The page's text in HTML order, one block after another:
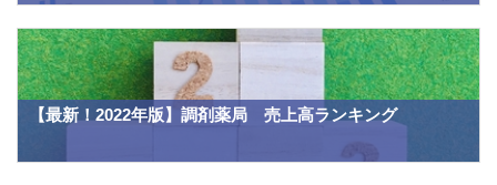
【最新！2022年版】調剤薬局 売上高ランキング